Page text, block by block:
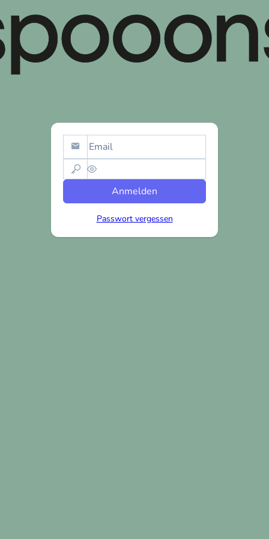
Anmelden
Passwort vergessen